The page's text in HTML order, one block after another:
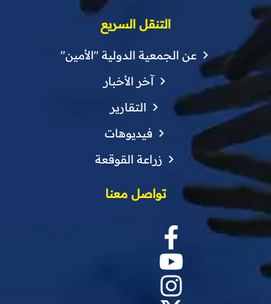
التنقل السريع
عن الجمعية الدولية "الأمين"
آخر الأخبار
التقارير
فيديوهات
زراعة القوقعة
تواصل معنا